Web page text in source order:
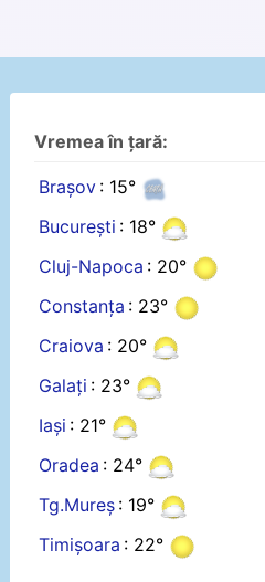
Vremea în țară:
Brașov : 15°
București : 18°
Cluj-Napoca : 20°
Constanța : 23°
Craiova : 20°
Galați : 23°
Iași : 21°
Oradea : 24°
Tg.Mureș : 19°
Timișoara : 22°